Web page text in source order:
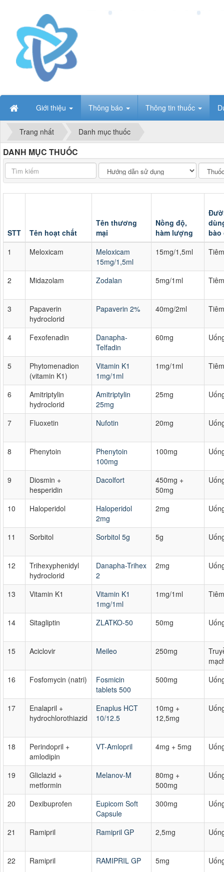
Giới thiệu Thông báo Thông tin thuốc
Trang nhất Danh mục thuốc
DANH MỤC THUỐC
LANG.catParent
STT Tên hoạt chất
Tên thương
mại
Nồng độ,
hàm lượng
bào
1 Meloxicam
Meloxicam
15mg/1,5ml
15mg/1,5ml Tiêm
2 Midazolam Zodalan 5mg/1ml Tiêm
3
Papaverin
hydroclorid
Papaverin 2% 40mg/2ml Tiêm
4 Fexofenadin
Danapha-
Telfadin
60mg
5
Phytomenadion
(vitamin K1)
Vitamin K1
1mg/1ml
1mg/1ml Tiêm
6
Amitriptylin
hydroclorid
Amitriptylin
25mg
25mg
7 Fluoxetin Nufotin 20mg
8 Phenytoin
Phenytoin
100mg
100mg
9
Diosmin +
hesperidin
Dacolfort
450mg +
50mg
10 Haloperidol
Haloperidol
2mg
2mg
11 Sorbitol Sorbitol 5g 5g
12
Trihexyphenidyl
hydroclorid
Danapha-Trihex
2
2mg
13 Vitamin K1
Vitamin K1
1mg/1ml
1mg/1ml Tiêm
14 Sitagliptin ZLATKO-50 50mg
15 Aciclovir Meileo 250mg
16
Fosfomycin (natri)
Fosmicin
tablets 500
500mg
17
Enalapril +
hydrochlorothiazid
Enaplus HCT
10/12.5
10mg +
12,5mg
18
Perindopril +
amlodipin
VT-Amlopril 4mg + 5mg
19
Gliclazid +
metformin
Melanov-M
80mg +
500mg
20 Dexibuprofen
Eupicom Soft
Capsule
300mg
21 Ramipril Ramipril GP 2,5mg
22 Ramipril RAMIPRIL GP 5mg